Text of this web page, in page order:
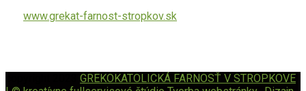
www.grekat-farnost-stropkov.sk
GREKOKATOLICKÁ FARNOSŤ V STROPKOVE